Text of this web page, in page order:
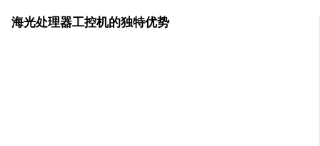
海光处理器工控机的独特优势